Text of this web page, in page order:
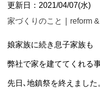
更新日：2021/04/07(水)
家づくりのこと
reform
娘家族に続き息子家族も
弊社で家を建ててくれる
先日､地鎮祭を終えました